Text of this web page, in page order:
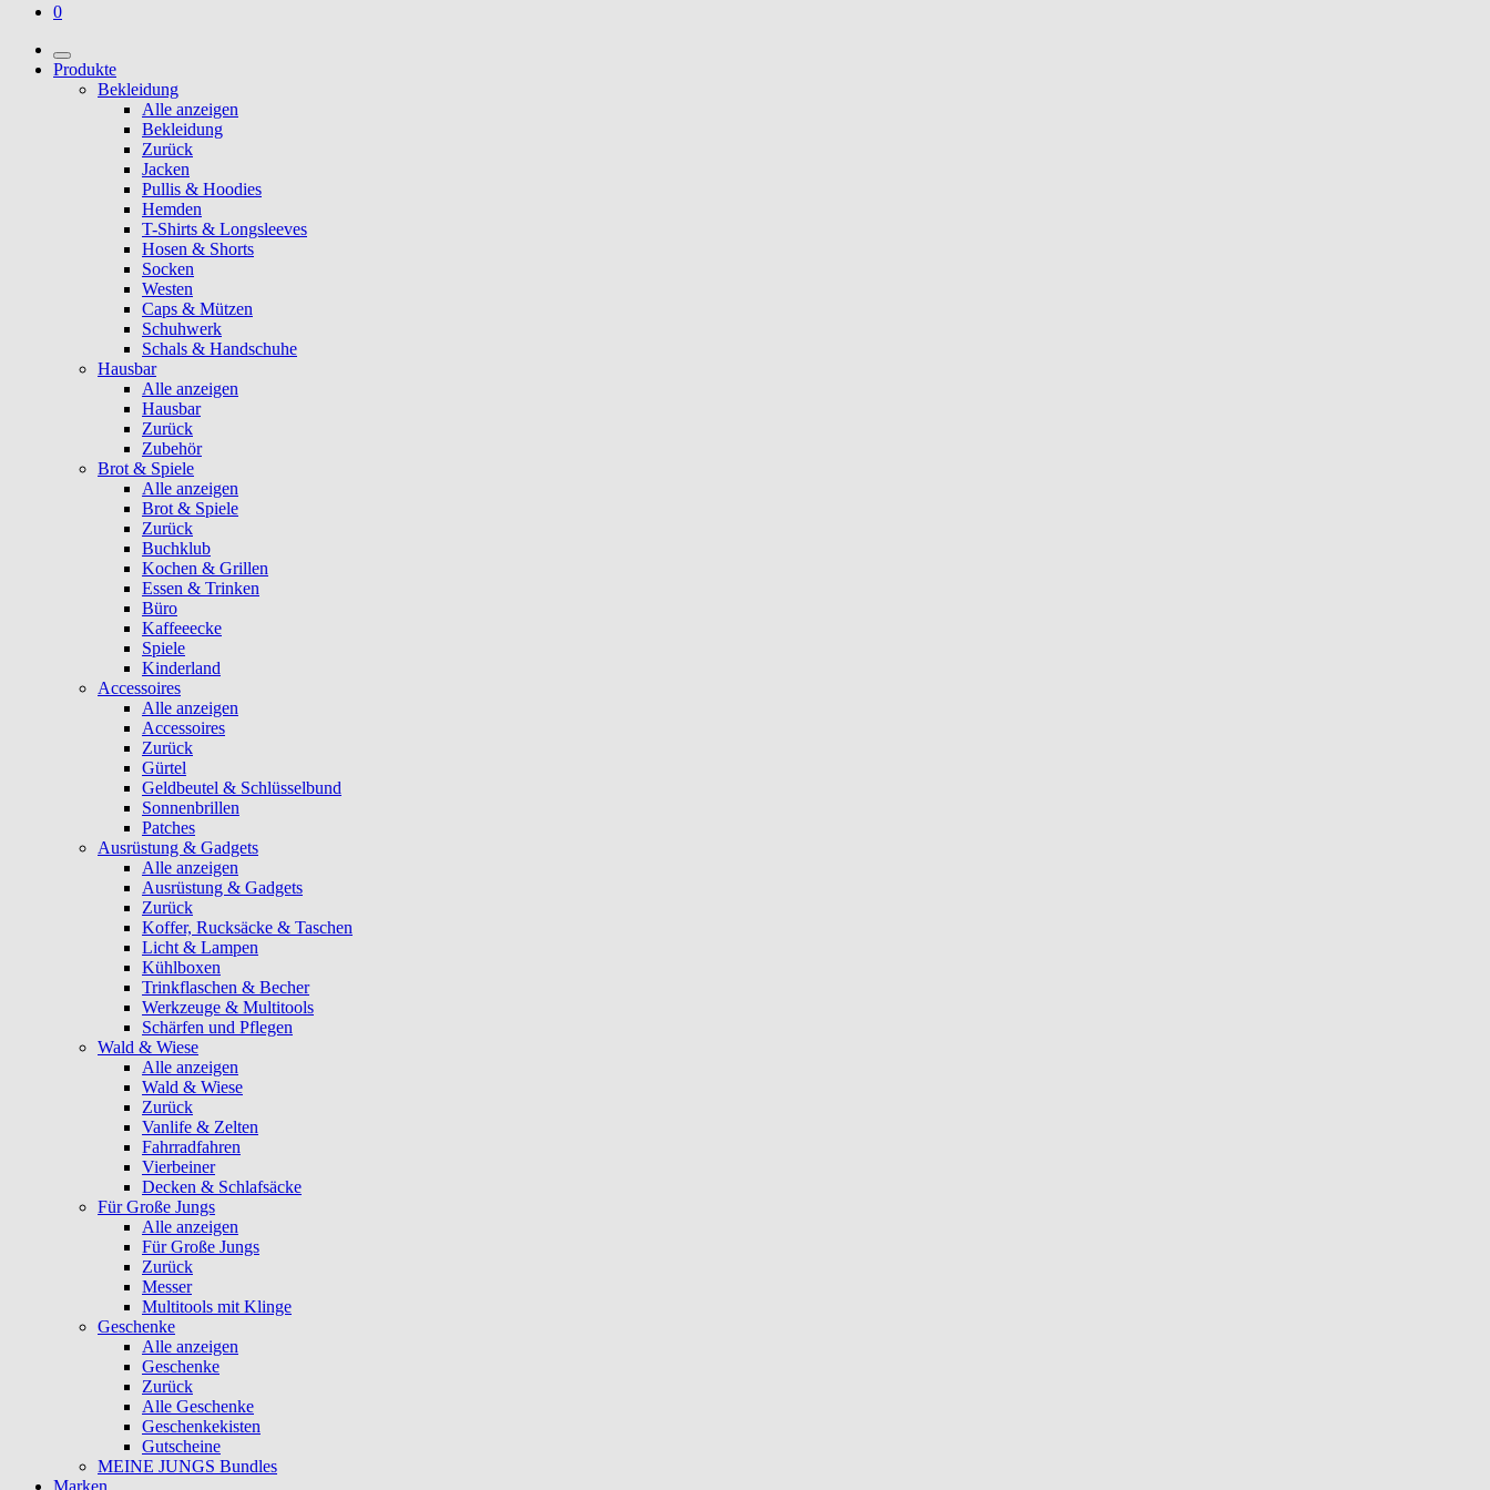
0
Produkte
Bekleidung
Alle anzeigen
Bekleidung
Zurück
Jacken
Pullis & Hoodies
Hemden
T-Shirts & Longsleeves
Hosen & Shorts
Socken
Westen
Caps & Mützen
Schuhwerk
Schals & Handschuhe
Hausbar
Alle anzeigen
Hausbar
Zurück
Zubehör
Brot & Spiele
Alle anzeigen
Brot & Spiele
Zurück
Buchklub
Kochen & Grillen
Essen & Trinken
Büro
Kaffeeecke
Spiele
Kinderland
Accessoires
Alle anzeigen
Accessoires
Zurück
Gürtel
Geldbeutel & Schlüsselbund
Sonnenbrillen
Patches
Ausrüstung & Gadgets
Alle anzeigen
Ausrüstung & Gadgets
Zurück
Koffer, Rucksäcke & Taschen
Licht & Lampen
Kühlboxen
Trinkflaschen & Becher
Werkzeuge & Multitools
Schärfen und Pflegen
Wald & Wiese
Alle anzeigen
Wald & Wiese
Zurück
Vanlife & Zelten
Fahrradfahren
Vierbeiner
Decken & Schlafsäcke
Für Große Jungs
Alle anzeigen
Für Große Jungs
Zurück
Messer
Multitools mit Klinge
Geschenke
Alle anzeigen
Geschenke
Zurück
Alle Geschenke
Geschenkekisten
Gutscheine
MEINE JUNGS Bundles
Marken